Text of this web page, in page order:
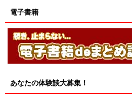
電子書籍
あなたの体験談大募集！